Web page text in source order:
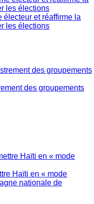
électeur et réaffirme la
les élections
des groupements
Haïti en « mode
nationale de